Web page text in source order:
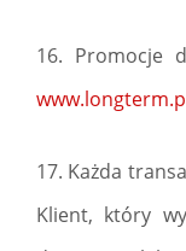
16. Promocje
17. Każda
Klient, który